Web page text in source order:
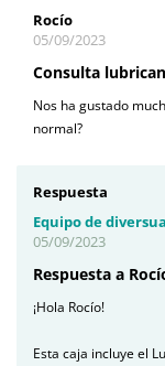
Rocío
05/09/2023
Consulta
Nos ha gustado
normal?
Respuesta
Equipo de
05/09/2023
Respuesta a
¡Hola Rocío!
Esta caja incluye el